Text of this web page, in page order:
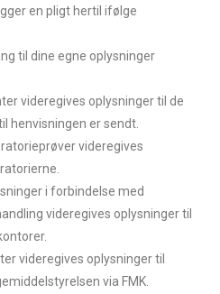
en pligt hertil ifølge
til dine egne oplysninger
videregives oplysninger til de
henvisningen er sendt.
videregives
i forbindelse med
videregives oplysninger til
videregives oplysninger til
via FMK.